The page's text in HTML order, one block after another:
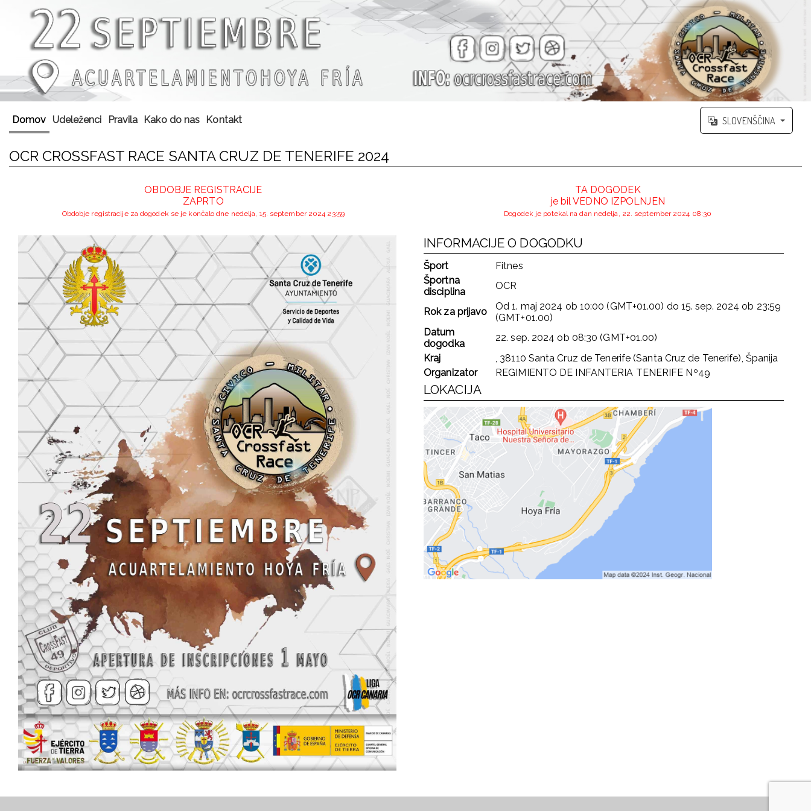
Domov Udeleženci Pravila Kako do nas Kontakt SLOVENŠČINA
OCR CROSSFAST RACE SANTA CRUZ DE TENERIFE 2024
OBDOBJE REGISTRACIJE
ZAPRTO
Obdobje registracije za dogodek se je končalo dne nedelja, 15. september 2024 23:59
TA DOGODEK
je bil VEDNO IZPOLNJEN
Dogodek je potekal na dan nedelja, 22. september 2024 08:30
INFORMACIJE O DOGODKU
Šport
Fitnes
Športna
disciplina
OCR
Rok za prijavo Od1. maj 2024 ob 10:00 (GMT+01.00) do 15. sep. 2024 ob 23:59
(GMT+01.00)
Datum
dogodka
22. sep. 2024 ob 08:30 (GMT+01.00)
Kraj
, 38110 Santa Cruz de Tenerife (Santa Cruz de Tenerife), Španija
Organizator
REGIMIENTO DE INFANTERIA TENERIFE Nº49
LOKACIJA